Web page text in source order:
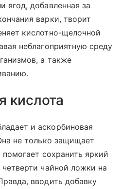
ягод, добавленная за
варки, творит
кислотно-щелочной
неблагоприятную среду
а также
кислота
и аскорбиновая
не только защищает
сохранить яркий
чайной ложки на
вводить добавку